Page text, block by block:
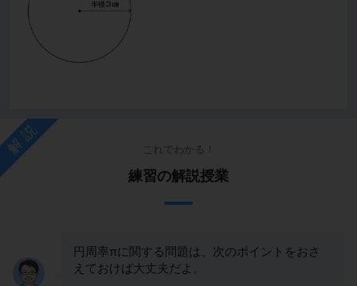
解説 これでわかる！
練習の解説授業
円周率πに関する問題は、次のポイントをおさ
えておけば大丈夫だよ。